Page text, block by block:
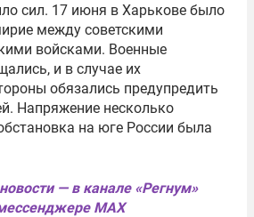
сил. 17 июня в Харькове было
между советскими
войсками. Военные
и в случае их
обязались предупредить
Напряжение несколько
на юге России была
— в канале «Регнум»
MAX